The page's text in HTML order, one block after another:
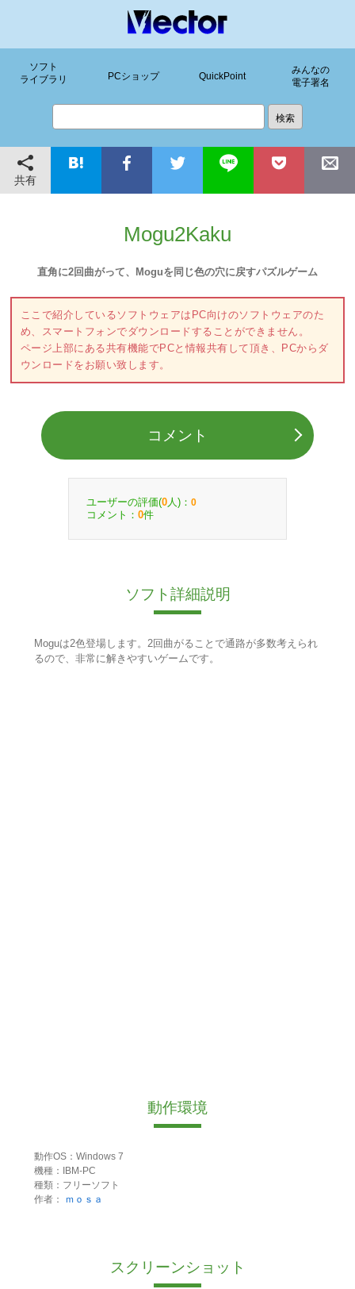
ソフト
ライブラリ
PCショップ QuickPoint
みんなの
電子署名
共有
Mogu2Kaku
直角に2回曲がって、Moguを同じ色の穴に戻すパズルゲーム
ここで紹介しているソフトウェアはPC向けのソフトウェアのた
め、スマートフォンでダウンロードすることができません。
ページ上部にある共有機能でPCと情報共有して頂き、PCからダ
ウンロードをお願い致します。
コメント
ユーザーの評価(0 人)： 0
コメント： 0件
ソフト詳細説明
Moguは2色登場します。2回曲がることで通路が多数考えられ
るので、非常に解きやすいゲームです。
動作環境
動作OS：Windows 7
機種：IBM-PC
種類：フリーソフト
作者：
ｍｏｓａ
スクリーンショット